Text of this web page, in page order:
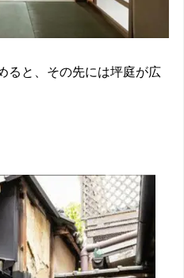
ると、その先には坪庭が広